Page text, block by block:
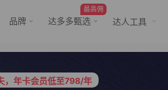
品牌
最高佣
达多多甄选 达人工具
，年卡会员低至798/年